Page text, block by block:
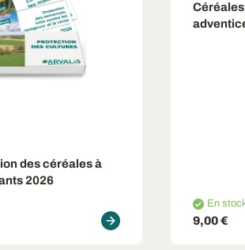
des céréales à
2026
En
9,00 €